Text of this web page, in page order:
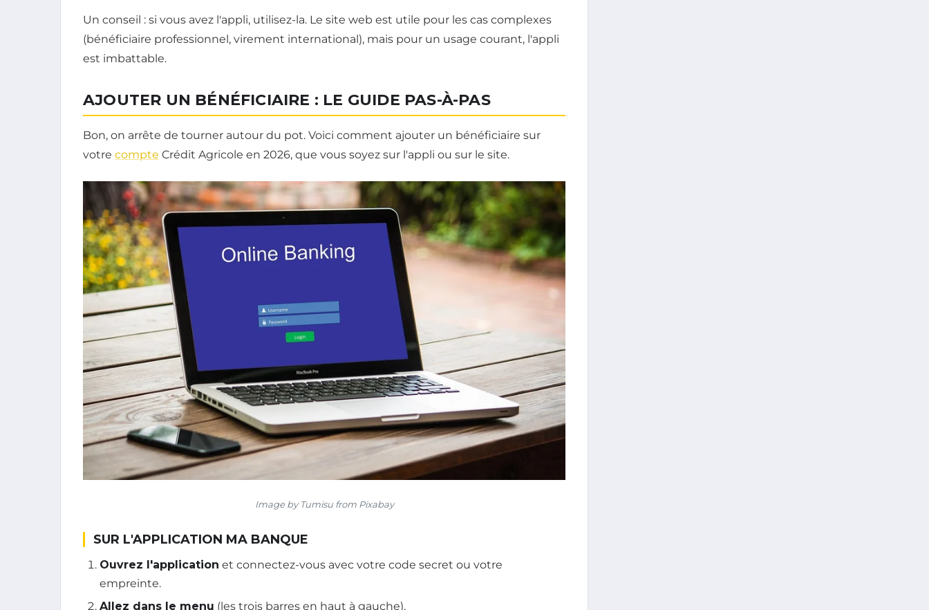
Un conseil : si vous avez l'appli, utilisez-la. Le site web est utile pour les cas complexes
(bénéficiaire professionnel, virement international), mais pour un usage courant, l'appli
est imbattable.
AJOUTER UN BÉNÉFICIAIRE : LE GUIDE PAS-À-PAS
Bon, on arrête de tourner autour du pot. Voici comment ajouter un bénéficiaire sur
votre compte Crédit Agricole en 2026, que vous soyez sur l'appli ou sur le site.
Image by Tumisu from Pixabay
SUR L'APPLICATION MA BANQUE
Ouvrez l'application et connectez-vous avec votre code secret ou votre
empreinte.
Allez dans le menu (les trois barres en haut à gauche).